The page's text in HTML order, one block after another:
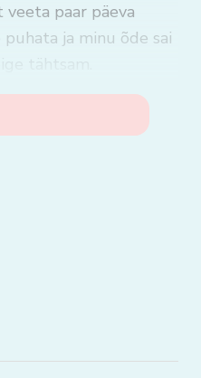
paar päeva
ja minu õde sai